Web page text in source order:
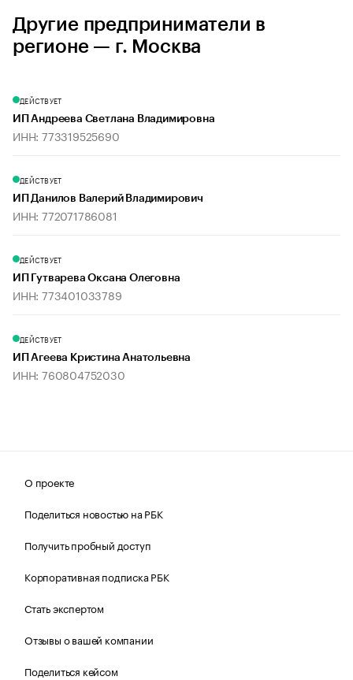
Другие предприниматели в
регионе — г. Москва
ДЕЙСТВУЕТ
ИП Андреева Светлана Владимировна
ИНН: 773319525690
ДЕЙСТВУЕТ
ИП Данилов Валерий Владимирович
ИНН: 772071786081
ДЕЙСТВУЕТ
ИП Гутварева Оксана Олеговна
ИНН: 773401033789
ДЕЙСТВУЕТ
ИП Агеева Кристина Анатольевна
ИНН: 760804752030
О проекте
Поделиться новостью на РБК
Получить пробный доступ
Корпоративная подписка РБК
Стать экспертом
Отзывы о вашей компании
Поделиться кейсом